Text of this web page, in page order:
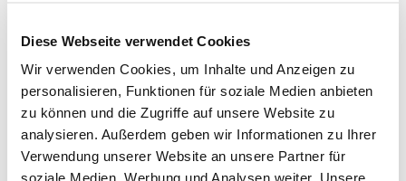
Diese Webseite verwendet Cookies
Wir verwenden Cookies, um Inhalte und Anzeigen zu
personalisieren, Funktionen für soziale Medien anbieten
zu können und die Zugriffe auf unsere Website zu
analysieren. Außerdem geben wir Informationen zu Ihrer
Verwendung unserer Website an unsere Partner für
soziale Medien, Werbung und Analysen weiter. Unsere
Aus
Grüngut gewonnene